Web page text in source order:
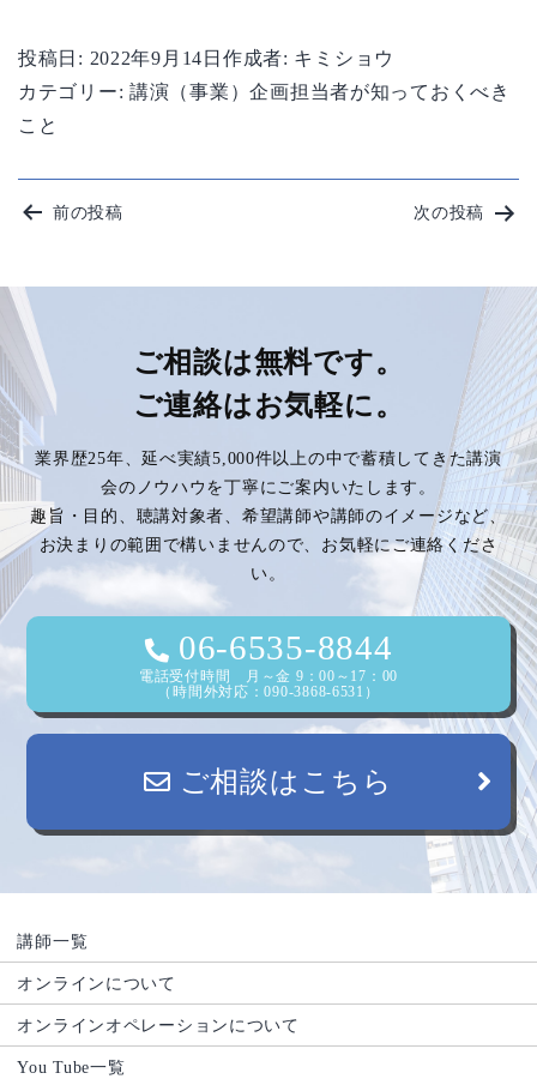
投稿日: 2022年9月14日 作成者: キミショウ
カテゴリー:講演（事業）企画担当者が知っておくべき
こと
投
ナ
ビ
ゲ
ー
シ
ョ
ン
前の投稿 次の投稿
ご相談は無料です。
ご連絡はお気軽に。
業界歴25年、延べ実績5,000件以上の中で蓄積してきた講演
会のノウハウを丁寧にご案内いたします。
趣旨・目的、聴講対象者、希望講師や講師のイメージなど、
お決まりの範囲で構いませんので、お気軽にご連絡くださ
い。
06-6535-8844
電話受付時間 月～金 9：00～17：00
（時間外対応：090-3868-6531）
ご相談はこちら
講師一覧
オンラインについて
オンラインオペレーションについて
You Tube一覧